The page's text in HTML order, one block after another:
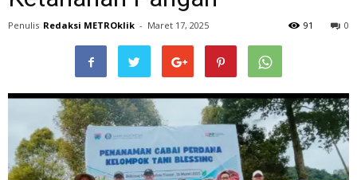
Penulis Redaksi METROklik - Maret 17, 2025 0
91